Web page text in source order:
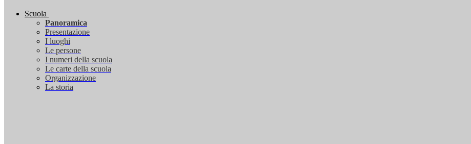
Scuola
Panoramica
Presentazione
I luoghi
Le persone
I numeri della scuola
Le carte della scuola
Organizzazione
La storia